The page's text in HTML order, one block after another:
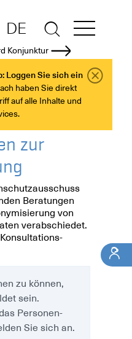
Konjunktur
Loggen Sie sich ein
haben Sie direkt
auf alle Inhalte und
DE
EN
zur
Beratungen
von
verabschiedet.
zu können,
sein.
Personen-
Sie sich an.